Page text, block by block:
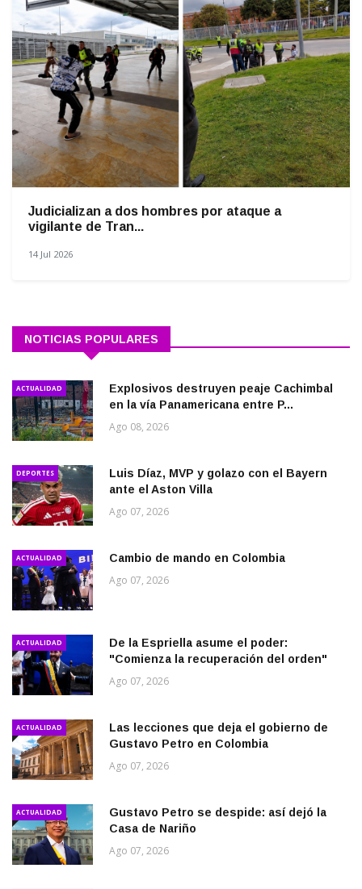
Judicializan a dos hombres por ataque a
vigilante de Tran...
14 Jul 2026
NOTICIAS POPULARES
ACTUALIDAD
Explosivos destruyen peaje Cachimbal
en la vía Panamericana entre P...
Ago 08, 2026
DEPORTES
Luis Díaz, MVP y golazo con el Bayern
ante el Aston Villa
Ago 07, 2026
ACTUALIDAD Cambio de mando en Colombia
Ago 07, 2026
ACTUALIDAD
De la Espriella asume el poder:
"Comienza la recuperación del orden"
Ago 07, 2026
ACTUALIDAD
Las lecciones que deja el gobierno de
Gustavo Petro en Colombia
Ago 07, 2026
ACTUALIDAD
Gustavo Petro se despide: así dejó la
Casa de Nariño
Ago 07, 2026